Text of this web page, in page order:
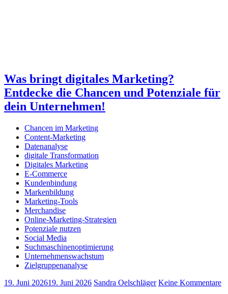
Was bringt digitales Marketing?
Entdecke die Chancen und Potenziale für
dein Unternehmen!
Chancen im Marketing
Content-Marketing
Datenanalyse
digitale Transformation
Digitales Marketing
E-Commerce
Kundenbindung
Markenbildung
Marketing-Tools
Merchandise
Online-Marketing-Strategien
Potenziale nutzen
Social Media
Suchmaschinenoptimierung
Unternehmenswachstum
Zielgruppenanalyse
19. Juni 202619. Juni 2026 Sandra Oelschläger Keine Kommentare